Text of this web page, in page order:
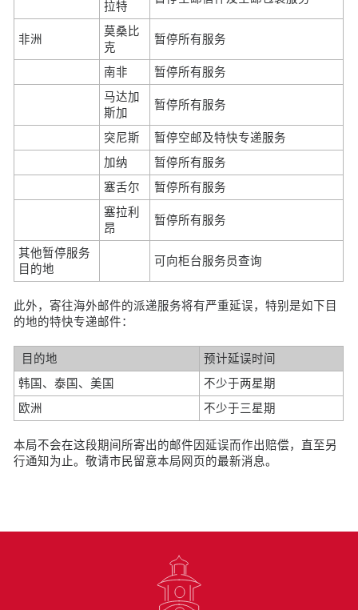
拉特
非洲
莫桑比
克
暂停所有服务
南非
暂停所有服务
马达加
斯加
暂停所有服务
突尼斯
暂停空邮及特快专递服务
加纳
暂停所有服务
塞舌尔
暂停所有服务
塞拉利
昂
暂停所有服务
其他暂停服务
目的地
可向柜台服务员查询
此外，寄往海外邮件的派递服务将有严重延误，特别是如下目
的地的特快专递邮件：
目的地
预计延误时间
韩国、泰国、美国
不少于两星期
欧洲
不少于三星期
本局不会在这段期间所寄出的邮件因延误而作出赔偿，直至另
行通知为止。敬请市民留意本局网页的最新消息。